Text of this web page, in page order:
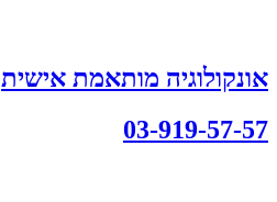
אונקולוגיה מותאמת אישית
03-919-57-57